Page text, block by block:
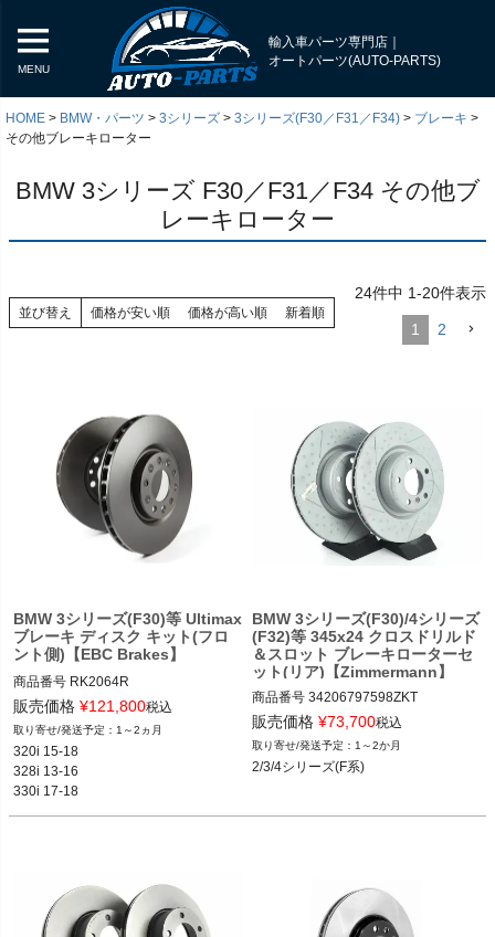
MENU
輸入車パーツ専門店｜
オートパーツ(AUTO-PARTS)
HOME BMW・パーツ 3シリーズ 3シリーズ(F30／F31／F34)
ブレーキ
その他ブレーキローター
BMW 3シリーズ F30／F31／F34 その他ブ
レーキローター
並び替え 価格が安い順 価格が高い順 新着順
24件中 1-20件表示
1 2
BMW 3シリーズ(F30)等 Ultimax
ブレーキ ディスク キット(フロ
ント側)【EBC Brakes】
商品番号 RK2064R
RK2064R
369
販売価格 ¥121,800税込
1～2ヵ月
320i 15-18
328i 13-16
330i 17-18
BMW 3シリーズ(F30)/4シリーズ
(F32)等 345x24 クロスドリルド
＆スロット ブレーキローターセ
ット(リア)【Zimmermann】
商品番号 34206797598ZKT
34206797598ZKT
BMW 2シリーズ(F22,F23) 14-20
BMW 3シリーズ(F系) 12-19
販売価格 ¥73,700税込
1～2か月
2/3/4シリーズ(F系)